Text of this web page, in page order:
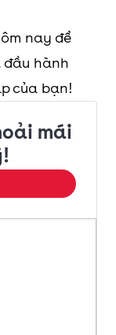
nay để
hành
của bạn!
mái